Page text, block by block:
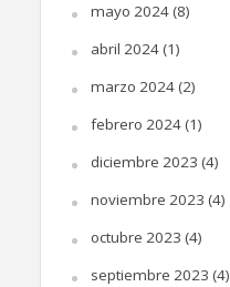
mayo 2024(8)
abril 2024(1)
marzo 2024(2)
febrero 2024(1)
diciembre 2023 (4)
noviembre 2023 (4)
octubre 2023 (4)
septiembre 2023 (4)